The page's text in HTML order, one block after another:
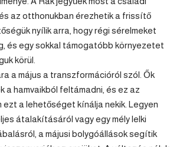
az otthonukban érezhetik a frissítő
nyílik arra, hogy régi sérelmeket
és egy sokkal támogatóbb környezetet
körül.
a május a transzformációról szól. Ők
a hamvaikból feltámadni, és ez az
a lehetőséget kínálja nekik. Legyen
átalakításáról vagy egy mély lelki
a májusi bolygóállások segítik